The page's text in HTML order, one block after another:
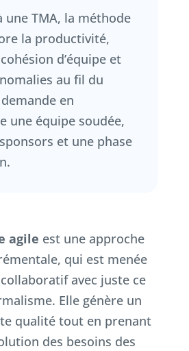
une TMA, la méthode
la productivité,
d’équipe et
au fil du
en
une équipe soudée,
et une phase
agile est une approche
qui est menée
avec juste ce
Elle génère un
qualité tout en prenant
des besoins des